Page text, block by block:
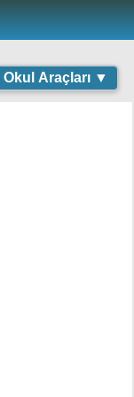
Okul Araçları ▼